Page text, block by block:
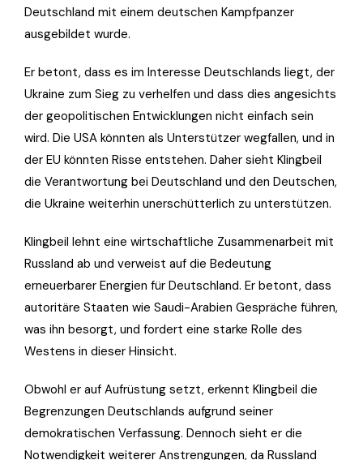
Deutschland mit einem deutschen Kampfpanzer
ausgebildet wurde.
Er betont, dass es im Interesse Deutschlands liegt, der
Ukraine zum Sieg zu verhelfen und dass dies angesichts
der geopolitischen Entwicklungen nicht einfach sein
wird. Die USA könnten als Unterstützer wegfallen, und in
der EU könnten Risse entstehen. Daher sieht Klingbeil
die Verantwortung bei Deutschland und den Deutschen,
die Ukraine weiterhin unerschütterlich zu unterstützen.
Klingbeil lehnt eine wirtschaftliche Zusammenarbeit mit
Russland ab und verweist auf die Bedeutung
erneuerbarer Energien für Deutschland. Er betont, dass
autoritäre Staaten wie Saudi-Arabien Gespräche führen,
was ihn besorgt, und fordert eine starke Rolle des
Westens in dieser Hinsicht.
Obwohl er auf Aufrüstung setzt, erkennt Klingbeil die
Begrenzungen Deutschlands aufgrund seiner
demokratischen Verfassung. Dennoch sieht er die
Notwendigkeit weiterer Anstrengungen, da Russland